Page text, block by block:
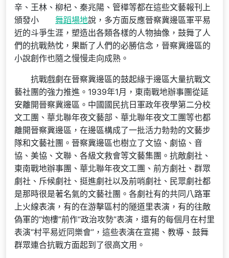
辛、王林、柳杞、秦兆陽、管樺等都在這些文藝報刊上
頒發小
舞蹈場地說，多方面反應晉察冀邊區軍平易
近的斗爭生涯，塑造出各類各樣的人物抽像，鼓舞了人
們的抗戰熱忱，果斷了人們的必勝信念，晉察冀邊區的
小說創作也隨之慢慢走向成熟。
抗戰戲劇在晉察冀邊區的鼓起緣于邊區大量抗戰文
藝社團的強力推進。1939年1月，東南戰地辦事團從延
安離開晉察冀邊區。中國國民抗日軍政年夜學第二分校
文工團、華北聯年夜文藝部、華北聯年夜文工團等也都
離開晉察冀邊區，在邊區構成了一批活力勃勃的文藝步
隊和文藝社團。晉察冀邊區也樹立了文協、劇協、音
協、美協、文聯、各級文救會等文藝集團。抗敵劇社、
東南戰地辦事團、華北聯年夜文工團、前方劇社、群眾
劇社、斥候劇社、挺進劇社以及前哨劇社、民眾劇社都
是那時很是著名氣的文藝社團。各劇社有的共同八路軍
上火線表演，有的在游擊區村的隧道里表演，有的往敵
偽軍的“炮樓”前作“政治攻勢”表演，還有的每個月在村里
表演“村平易近同樂會”，這些表演在宣揚、教導、鼓舞
群眾連合抗戰方面起到了很高文用。